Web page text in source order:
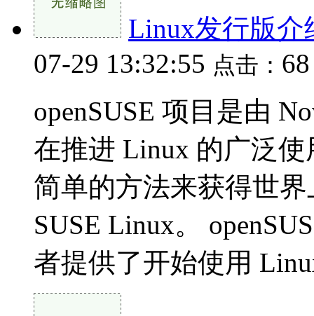
Linux发行版介
07-29 13:32:55 点击：
openSUSE 项目是由
在推进 Linux 的广泛使
简单的方法来获得世
SUSE Linux。
者提供了开始使用